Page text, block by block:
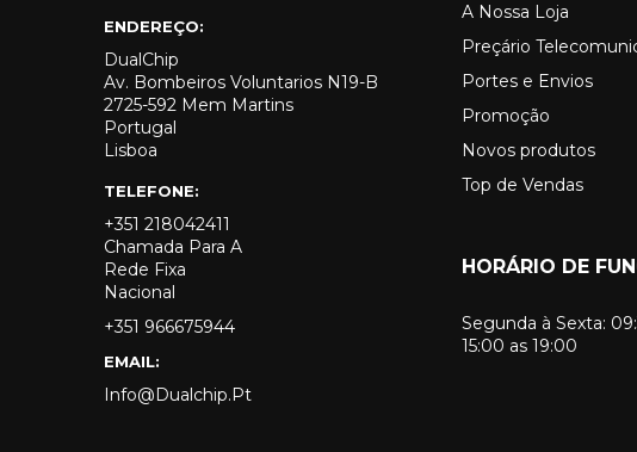
ENDEREÇO:
DualChip
Av. Bombeiros Voluntarios N19-B
2725-592 Mem Martins
Portugal
Lisboa
TELEFONE:
+351 218042411
Chamada Para A
Rede Fixa
Nacional
+351 966675944
EMAIL:
Info@dualchip.pt
A Nossa Loja
Preçário
Portes e Envios
Promoção
Novos produtos
Top de Vendas
HORÁRIO DE
Segunda à Sexta:
15:00 as 19:00